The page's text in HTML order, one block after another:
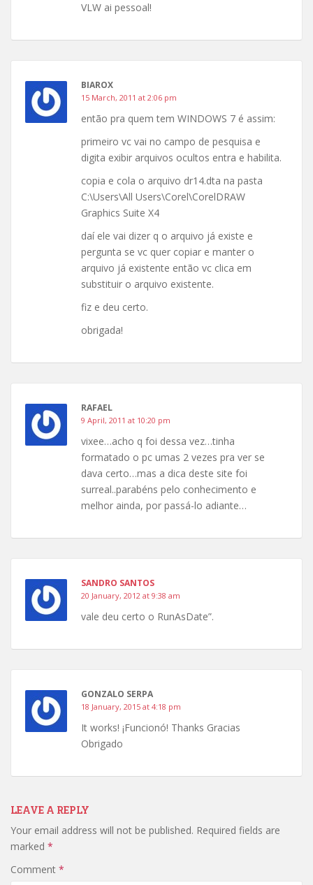
VLW ai pessoal!
BIAROX
15 March, 2011 at 2:06 pm
então pra quem tem WINDOWS 7 é assim:
primeiro vc vai no campo de pesquisa e
digita exibir arquivos ocultos entra e habilita.
copia e cola o arquivo dr14.dta na pasta
C:\Users\All Users\Corel\CorelDRAW
Graphics Suite X4
daí ele vai dizer q o arquivo já existe e
pergunta se vc quer copiar e manter o
arquivo já existente então vc clica em
substituir o arquivo existente.
fiz e deu certo.
obrigada!
RAFAEL
9 April, 2011 at 10:20 pm
vixee…acho q foi dessa vez…tinha
formatado o pc umas 2 vezes pra ver se
dava certo…mas a dica deste site foi
surreal..parabéns pelo conhecimento e
melhor ainda, por passá-lo adiante…
SANDRO SANTOS
20 January, 2012 at 9:38 am
vale deu certo o RunAsDate”.
GONZALO SERPA
18 January, 2015 at 4:18 pm
It works! ¡Funcionó! Thanks Gracias
Obrigado
LEAVE A REPLY
Your email address will not be published. Required fields are
marked *
Comment *